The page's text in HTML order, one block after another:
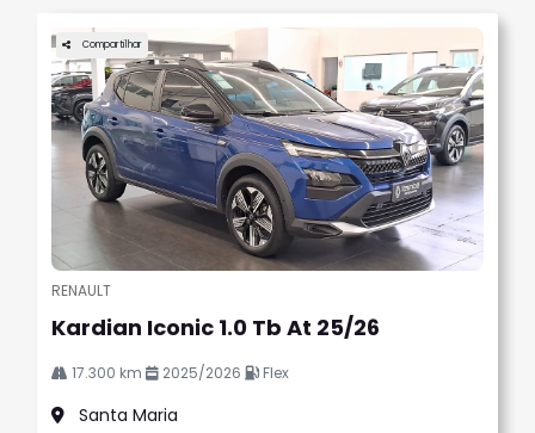
Compartilhar
RENAULT
Kardian Iconic 1.0 Tb At 25/26
17.300 km 2025/2026 Flex
Santa Maria